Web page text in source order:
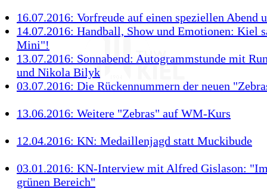
16.07.2016: Vorfreude auf einen speziellen Abend
14.07.2016: Handball, Show und Emotionen: Kiel
Mini"!
13.07.2016: Sonnabend: Autogrammstunde mit
und Nikola Bilyk
03.07.2016: Die Rückennummern der neuen
13.06.2016: Weitere "Zebras" auf WM-Kurs
12.04.2016: KN: Medaillenjagd statt Muckibude
03.01.2016: KN-Interview mit Alfred Gislason:
grünen Bereich"